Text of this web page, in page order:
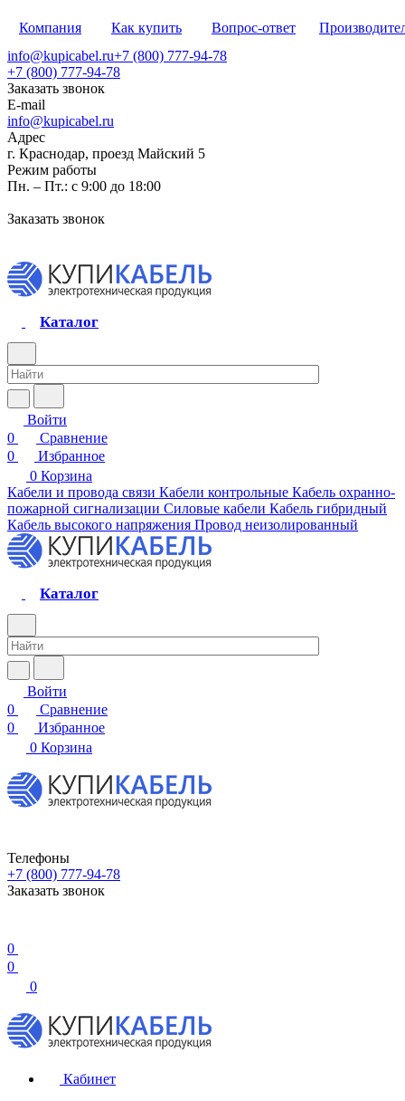
Компания Как купить Вопрос-ответ
info@kupicabel.ru+7 (800) 777-94-78
+7 (800) 777-94-78
Заказать звонок
E-mail
info@kupicabel.ru
Адрес
г. Краснодар, проезд Майский 5
Режим работы
Пн. – Пт.: с 9:00 до 18:00
Заказать звонок
Каталог
Войти
0
Сравнение
0
Избранное
0 Корзина
Кабели и провода связи Кабели контрольные Кабель охранно-
пожарной сигнализации Силовые кабели Кабель гибридный
Кабель высокого напряжения Провод неизолированный
Каталог
Войти
0
Сравнение
0
Избранное
0 Корзина
Телефоны
+7 (800) 777-94-78
Заказать звонок
0
0
0
Кабинет